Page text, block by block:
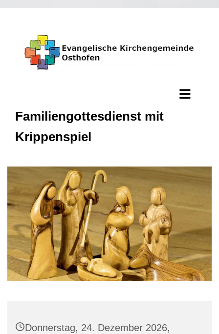
Familiengottesdienst mit
Krippenspiel
Donnerstag, 24. Dezember 2026,